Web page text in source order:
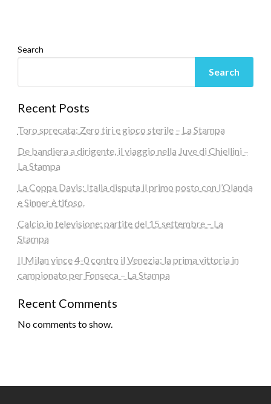
Search
Search
Recent Posts
Toro sprecata: Zero tiri e gioco sterile – La Stampa
De bandiera a dirigente, il viaggio nella Juve di Chiellini –
La Stampa
La Coppa Davis: Italia disputa il primo posto con l’Olanda
e Sinner è tifoso.
Calcio in televisione: partite del 15 settembre – La
Stampa
Il Milan vince 4-0 contro il Venezia: la prima vittoria in
campionato per Fonseca – La Stampa
Recent Comments
No comments to show.